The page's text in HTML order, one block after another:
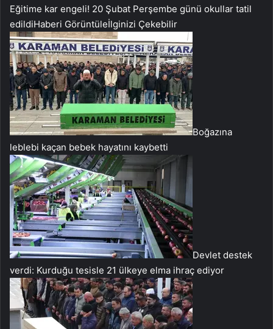
Eğitime kar engeli! 20 Şubat Perşembe günü okullar tatil
edildiHaberi Görüntüleİlginizi Çekebilir
Boğazına
leblebi kaçan bebek hayatını kaybetti
Devlet destek
verdi: Kurduğu tesisle 21 ülkeye elma ihraç ediyor